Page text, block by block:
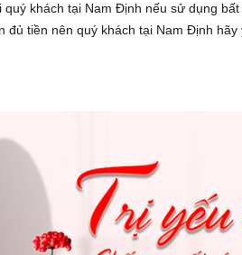
quý khách tại Nam Định nếu sử dụng
đủ tiền nên quý khách tại Nam Định hãy